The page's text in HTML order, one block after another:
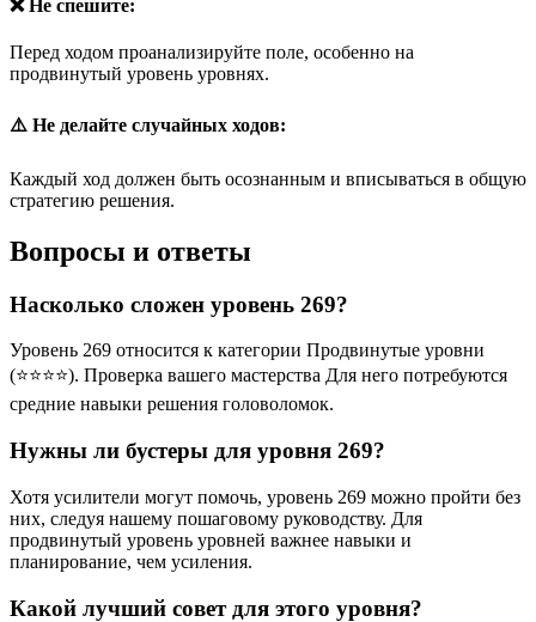
❌ Не спешите:
Перед ходом проанализируйте поле, особенно на
продвинутый уровень уровнях.
⚠️ Не делайте случайных ходов:
Каждый ход должен быть осознанным и вписываться в общую
стратегию решения.
Вопросы и ответы
Насколько сложен уровень 269?
Уровень 269 относится к категории Продвинутые уровни
(⭐⭐⭐⭐). Проверка вашего мастерства Для него потребуются
средние навыки решения головоломок.
Нужны ли бустеры для уровня 269?
Хотя усилители могут помочь, уровень 269 можно пройти без
них, следуя нашему пошаговому руководству. Для
продвинутый уровень уровней важнее навыки и
планирование, чем усиления.
Какой лучший совет для этого уровня?